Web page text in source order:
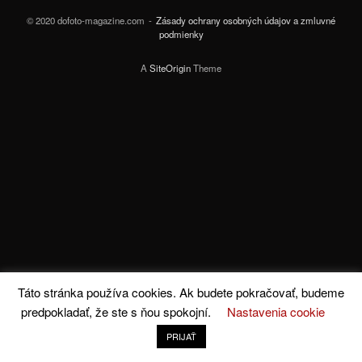
© 2020 dofoto-magazine.com
Zásady ochrany osobných údajov a zmluvné
podmienky
A SiteOriginTheme
Táto stránka používa cookies. Ak budete pokračovať, budeme
predpokladať, že ste s ňou spokojní.
Nastavenia cookie
PRIJAŤ